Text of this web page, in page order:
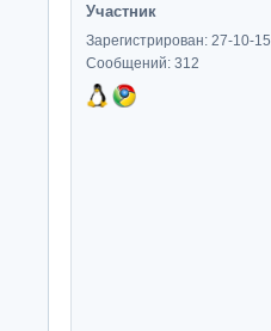
Участник
Зарегистрирован: 27-10-15
Сообщений: 312